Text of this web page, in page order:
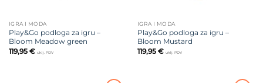
IGRA I MODA
Play&Go podloga za igru –
Bloom Meadow green
119,95 € uklj. PDV
IGRA I MODA
Play&Go podloga za igru –
Bloom Mustard
119,95 € uklj. PDV